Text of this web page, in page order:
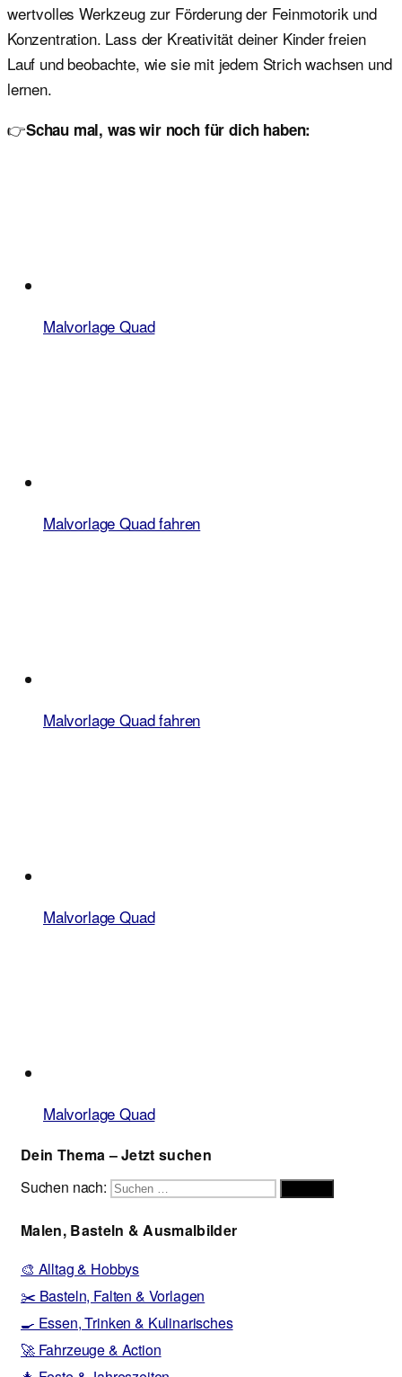
wertvolles Werkzeug zur Förderung der Feinmotorik und
Konzentration. Lass der Kreativität deiner Kinder freien
Lauf und beobachte, wie sie mit jedem Strich wachsen und
lernen.
👉Schau mal, was wir noch für dich haben:
Malvorlage Quad
Malvorlage Quad fahren
Malvorlage Quad fahren
Malvorlage Quad
Malvorlage Quad
Dein Thema – Jetzt suchen
Suchen nach:
Malen, Basteln & Ausmalbilder
🎨 Alltag & Hobbys
✂️ Basteln, Falten & Vorlagen
🍳 Essen, Trinken & Kulinarisches
🚀 Fahrzeuge & Action